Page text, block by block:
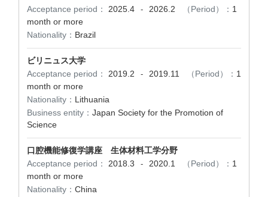
Acceptance period： 2025.4 - 2026.2 （Period）： 1
month or more
Nationality： Brazil
ビリニュス大学
Acceptance period：
2019.2 - 2019.11 （Period）： 1
month or more
Nationality： Lithuania
Business entity： Japan Society for the Promotion of
Science
口腔機能修復学講座 生体材料工学分野
Acceptance period：
2018.3 - 2020.1 （Period）： 1
month or more
Nationality： China